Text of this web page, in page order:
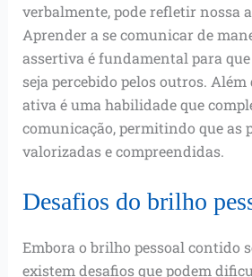
verbalmente, pode refletir nossa
Aprender a se comunicar de
assertiva é fundamental para
seja percebido pelos outros. Além
ativa é uma habilidade que
comunicação, permitindo que as
valorizadas e compreendidas.
Desafios do brilho
Embora o brilho pessoal contido
existem desafios que podem